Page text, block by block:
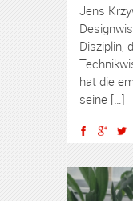
Jens
Disziplin,
hat die
seine […]